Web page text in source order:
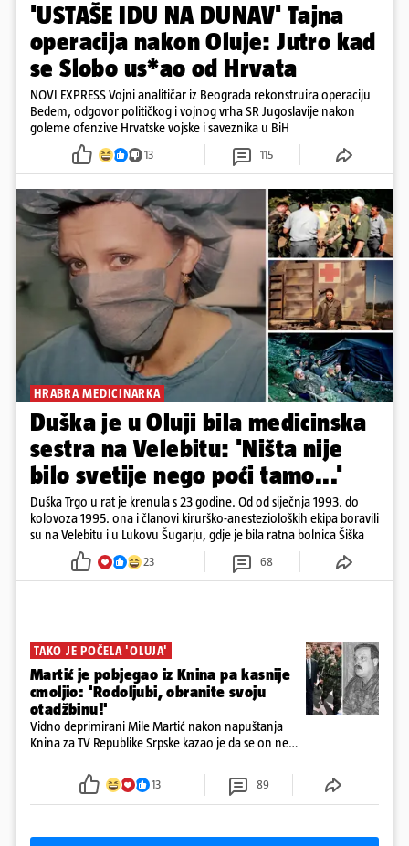
'USTAŠE IDU NA DUNAV' Tajna
operacija nakon Oluje: Jutro kad
se Slobo us*ao od Hrvata
NOVI EXPRESS Vojni analitičar iz Beograda rekonstruira operaciju
Bedem, odgovor političkog i vojnog vrha SR Jugoslavije nakon
goleme ofenzive Hrvatske vojske i saveznika u BiH
13 115
HRABRA MEDICINARKA
Duška je u Oluji bila medicinska
sestra na Velebitu: 'Ništa nije
bilo svetije nego poći tamo...'
Duška Trgo u rat je krenula s 23 godine. Od od siječnja 1993. do
kolovoza 1995. ona i članovi kirurško-anestezioloških ekipa boravili
su na Velebitu i u Lukovu Šugarju, gdje je bila ratna bolnica Šiška
23 68
TAKO JE POČELA 'OLUJA'
Martić je pobjegao iz Knina pa kasnije
cmoljio: 'Rodoljubi, obranite svoju
otadžbinu!'
Vidno deprimirani Mile Martić nakon napuštanja
Knina za TV Republike Srpske kazao je da se on ne
svoja vjekovna ognjišta
13 89